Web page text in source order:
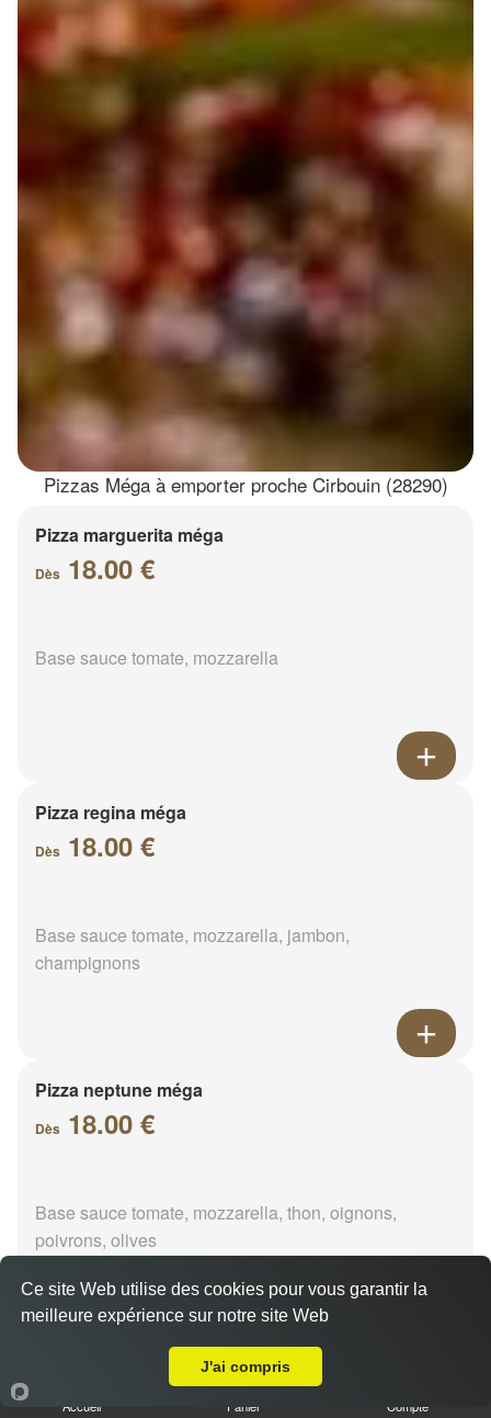
Pizzas Méga à emporter proche Cirbouin (28290)
Pizza marguerita méga
Dès 18.00 €
Base sauce tomate, mozzarella
Pizza regina méga
Dès 18.00 €
Base sauce tomate, mozzarella, jambon,
champignons
Pizza neptune méga
Dès 18.00 €
Base sauce tomate, mozzarella, thon, oignons,
poivrons, olives
Pizza napolitaine méga
18.00 €
Accueil Panier Compte
Ce site Web utilise des cookies pour vous garantir la
meilleure expérience sur notre site Web
J'ai compris